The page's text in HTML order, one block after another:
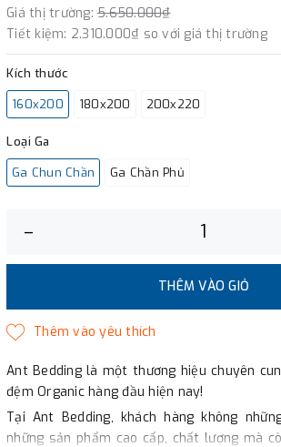
Giá thị trường: 5.650.000₫
Tiết kiệm: 2.310.000₫ so với giá thị trường
Kích thước
160x200
180x200 200x220
Loại Ga
Ga Chun Chần
Ga Chần Phủ
–
THÊM VÀO GIỎ
Ant Bedding là một thương hiệu chuyên
đệm Organic hàng đầu hiện nay!
Tại Ant Bedding, khách hàng không
những sản phẩm cao cấp, chất lượng mà